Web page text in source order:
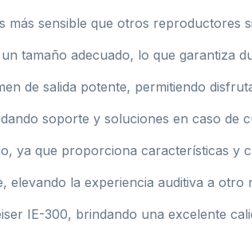
sensible que otros reproductores
tamaño adecuado, lo que garantiza
de salida potente, permitiendo
soporte y soluciones en caso de
ya que proporciona características y
la experiencia auditiva a otro
IE-300, brindando una excelente